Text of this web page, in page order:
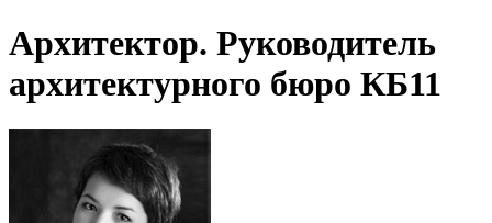
Архитектор. Руководитель
архитектурного бюро КБ11